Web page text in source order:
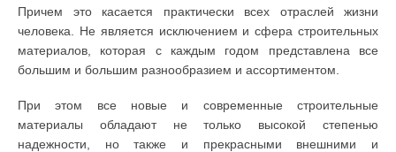
Причем это касается практически всех отраслей жизни
человека. Не является исключением и сфера строительных
материалов, которая с каждым годом представлена все
большим и большим разнообразием и ассортиментом.
При этом все новые и современные строительные
материалы обладают не только высокой степенью
надежности, но также и прекрасными внешними и